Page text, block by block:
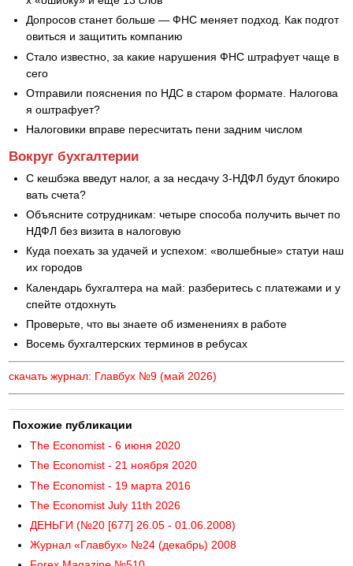
Допросов станет больше — ФНС меняет подход. Как подгот
овиться и защитить компанию
Стало известно, за какие нарушения ФНС штрафует чаще в
сего
Отправили пояснения по НДС в старом формате. Налогова
я оштрафует?
Налоговики вправе пересчитать пени задним числом
Вокруг бухгалтерии
С кешбэка введут налог, а за несдачу 3-НДФЛ будут блокиро
вать счета?
Объясните сотрудникам: четыре способа получить вычет по
НДФЛ без визита в налоговую
Куда поехать за удачей и успехом: «волшебные» статуи наш
их городов
Календарь бухгалтера на май: разберитесь с платежами и у
спейте отдохнуть
Проверьте, что вы знаете об изменениях в работе
Восемь бухгалтерских терминов в ребусах
скачать журнал: Главбух №9 (май 2026)
Похожие публикации
The Economist - 6 июня 2020
The Economist - 21 ноября 2020
The Economist - 19 марта 2016
The Economist July 11th 2026
ДЕНЬГИ (№20 [677] 26.05 - 01.06.2008)
Журнал «Главбух» №24 (декабрь) 2008